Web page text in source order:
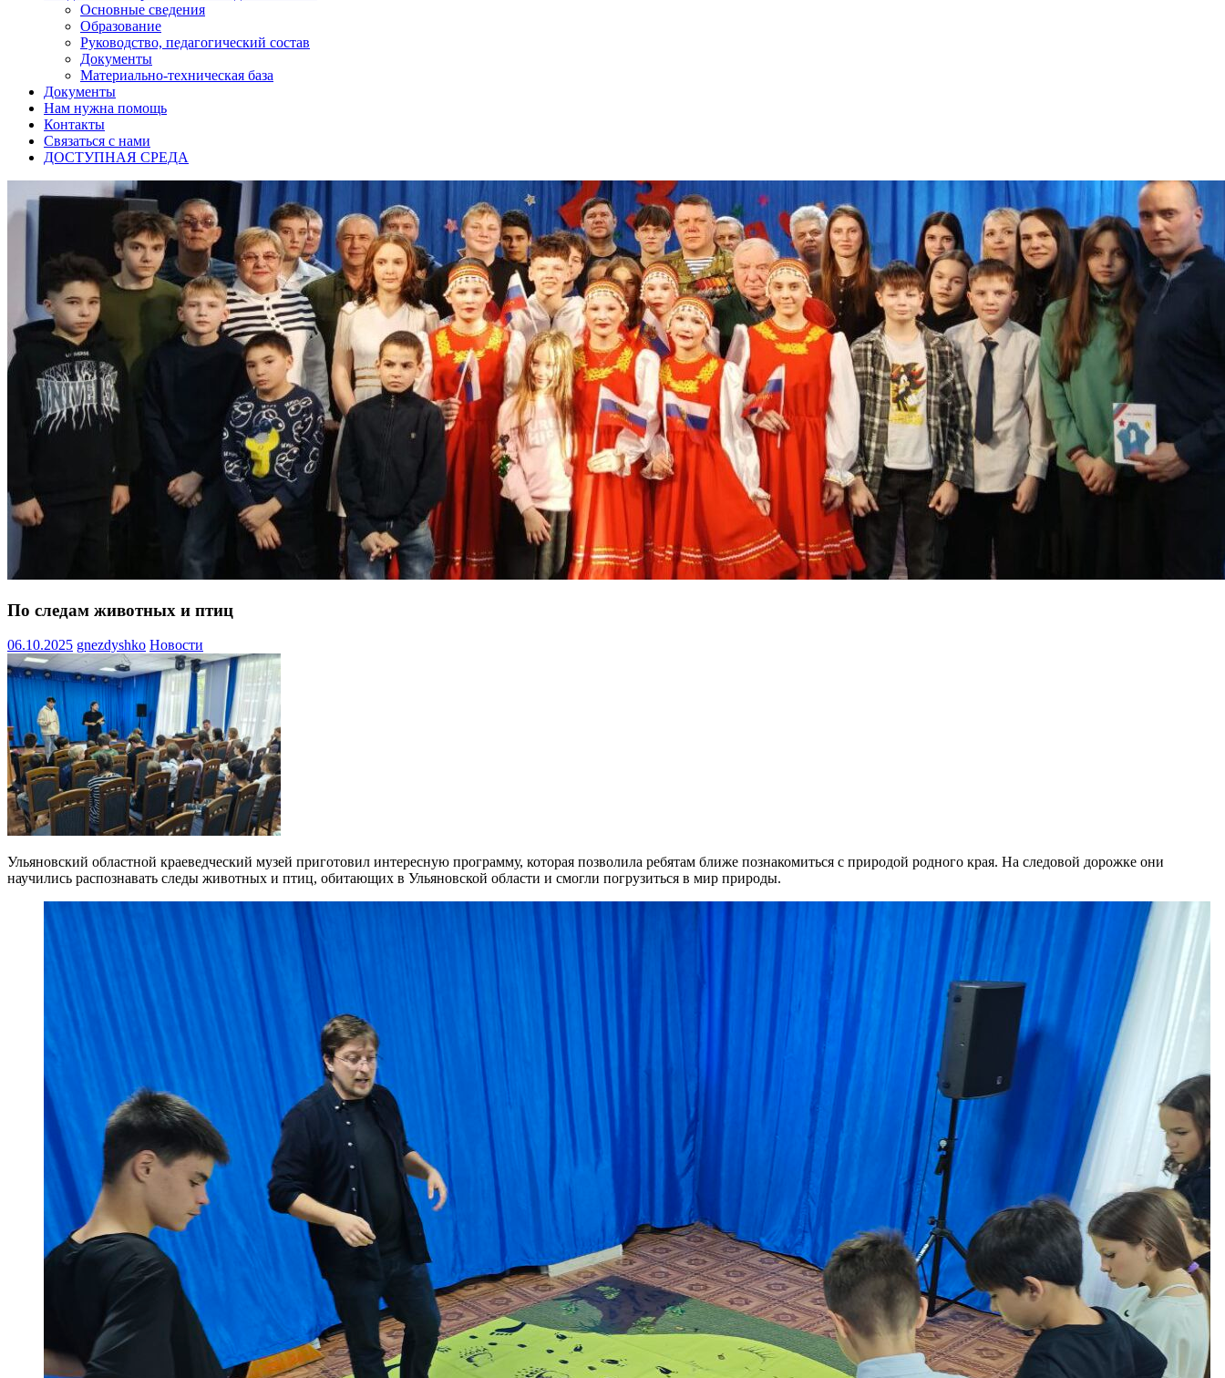
Основные сведения
Образование
Руководство, педагогический состав
Документы
Материально-техническая база
Документы
Нам нужна помощь
Контакты
Связаться с нами
ДОСТУПНАЯ СРЕДА
По следам животных и птиц
06.10.2025 gnezdyshko Новости
Ульяновский областной краеведческий музей приготовил интересную программу, которая позволила ребятам ближе познакомиться с природой родного края. На следовой дорожке они
научились распознавать следы животных и птиц, обитающих в Ульяновской области и смогли погрузиться в мир природы.